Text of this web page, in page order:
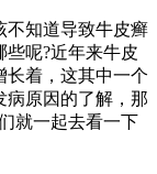
知道导致牛皮癣
呢?近年来牛皮
长着，这其中一个
病原因的了解，那
就一起去看一下